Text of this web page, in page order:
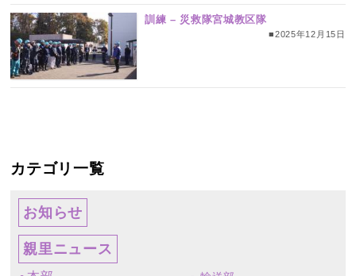
訓練 – 災救隊宮城教区隊
■2025年12月15日
カテゴリ一覧
お知らせ
親里ニュース